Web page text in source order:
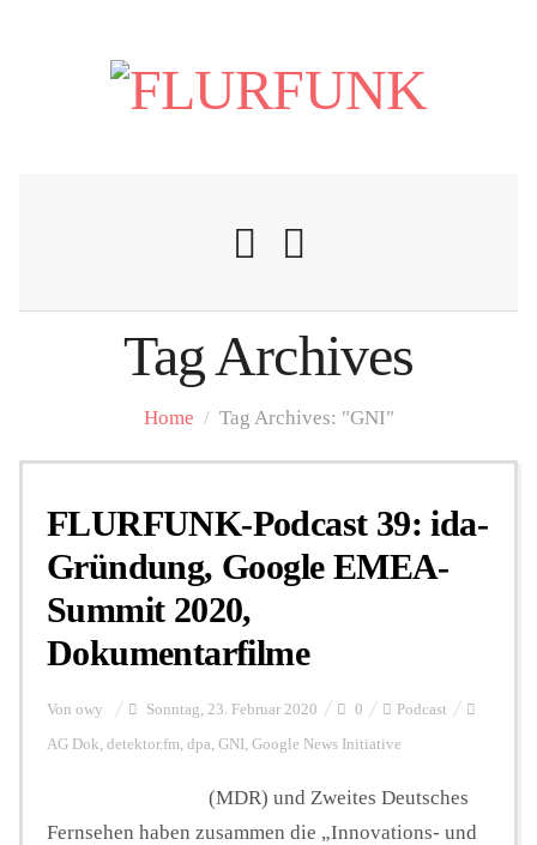
Nachrichten
Flurschelte
Personalien
Hintergrund
FUNKTURM-Beiträge
Podcast
Tag Archives
Home / Tag Archives: "GNI"
FLURFUNK-Podcast 39: ida-
Gründung, Google EMEA-
Summit 2020,
Dokumentarfilme
Von owy Sonntag, 23. Februar 2020 0 Podcast
AG Dok, detektor.fm, dpa, GNI, Google News Initiative
(MDR) und Zweites Deutsches
Fernsehen haben zusammen die „Innovations- und